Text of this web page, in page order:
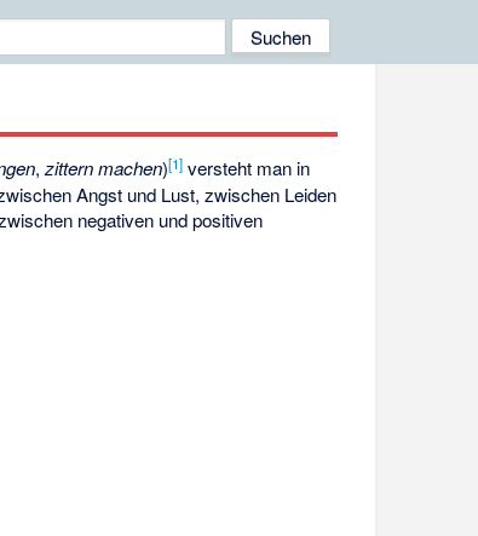
,zittern machen)[1] versteht man in
Angst und Lust, zwischen Leiden
negativen und positiven